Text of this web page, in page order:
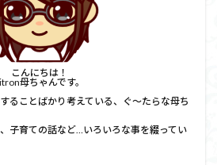
こんにちは！
母ちゃんです。
ることばかり考えている、ぐ～たらな母ち
子育ての話など…いろいろな事を綴ってい